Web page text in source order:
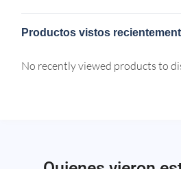
Productos vistos
No recently viewed products to